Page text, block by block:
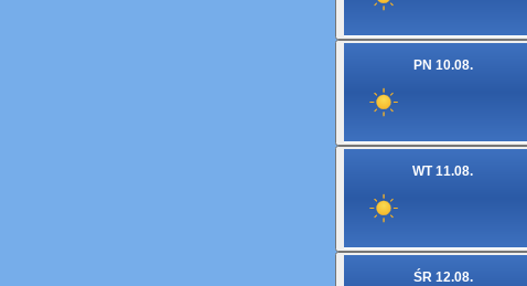
PN 10.08.
WT 11.08.
ŚR 12.08.